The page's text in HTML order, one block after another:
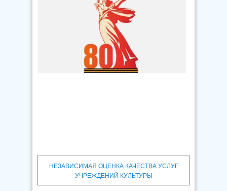
НЕЗАВИСИМАЯ ОЦЕНКА КАЧЕСТВА УСЛУГ
УЧРЕЖДЕНИЙ КУЛЬТУРЫ